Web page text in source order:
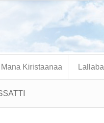
Kiristaanaa Lallaba